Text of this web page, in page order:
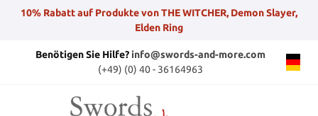
10% Rabatt auf Produkte von THE WITCHER, Demon Slayer,
Elden Ring
Benötigen Sie Hilfe?info@swords-and-more.com
(+49) (0) 40 - 36164963